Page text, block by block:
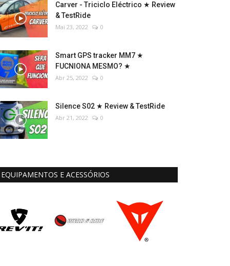
Carver - Triciclo Eléctrico ★ Review
& TestRide
Mai 23, 2022 0
Smart GPS tracker MM7 ★
FUCNIONA MESMO? ★
Abr 25, 2022 0
Silence S02 ★ Review & TestRide
Abr 21, 2022 0
EQUIPAMENTOS E ACESSÓRIOS